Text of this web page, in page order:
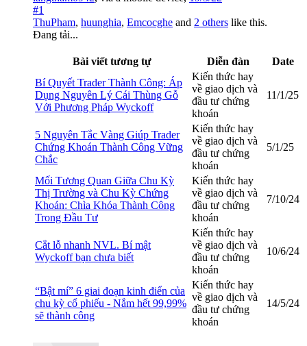
#1
ThuPham, huunghia, Emcocghe and 2 others like this.
Đang tải...
Bài viết tương tự Diễn đàn
Date
Bí Quyết Trader Thành Công: Áp
Dụng Nguyên Lý Cái Thùng Gỗ
Với Phương Pháp Wyckoff
Kiến thức hay
về giao dịch và
đầu tư chứng
khoán
11/1/25
5 Nguyên Tắc Vàng Giúp Trader
Chứng Khoán Thành Công Vững
Chắc
Kiến thức hay
về giao dịch và
đầu tư chứng
khoán
5/1/25
Mối Tương Quan Giữa Chu Kỳ
Thị Trường và Chu Kỳ Chứng
Khoán: Chìa Khóa Thành Công
Trong Đầu Tư
Kiến thức hay
về giao dịch và
đầu tư chứng
khoán
7/10/24
Cắt lỗ nhanh NVL. Bí mật
Wyckoff bạn chưa biết
Kiến thức hay
về giao dịch và
đầu tư chứng
khoán
10/6/24
“Bật mí” 6 giai đoạn kinh điển của
chu kỳ cổ phiếu - Nắm hết 99,99%
sẽ thành công
Kiến thức hay
về giao dịch và
đầu tư chứng
khoán
14/5/24